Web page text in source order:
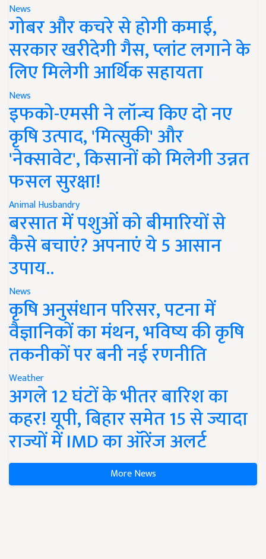
News
गोबर और कचरे से होगी कमाई,
सरकार खरीदेगी गैस, प्लांट लगाने के
लिए मिलेगी आर्थिक सहायता
News
इफको-एमसी ने लॉन्च किए दो नए
कृषि उत्पाद, 'मित्सुकी' और
'नेक्सावेट', किसानों को मिलेगी उन्नत
फसल सुरक्षा!
Animal Husbandry
बरसात में पशुओं को बीमारियों से
कैसे बचाएं? अपनाएं ये 5 आसान
उपाय..
News
कृषि अनुसंधान परिसर, पटना में
वैज्ञानिकों का मंथन, भविष्य की कृषि
तकनीकों पर बनी नई रणनीति
Weather
अगले 12 घंटों के भीतर बारिश का
कहर! यूपी, बिहार समेत 15 से ज्यादा
राज्यों में IMD का ऑरेंज अलर्ट
More News